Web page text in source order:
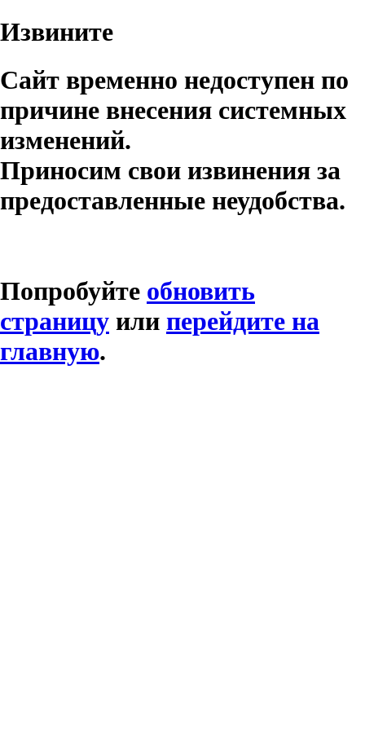
Извините
Сайт временно недоступен по
причине внесения системных
изменений.
Приносим свои извинения за
предоставленные неудобства.
Попробуйте обновить
страницу или перейдите на
главную.